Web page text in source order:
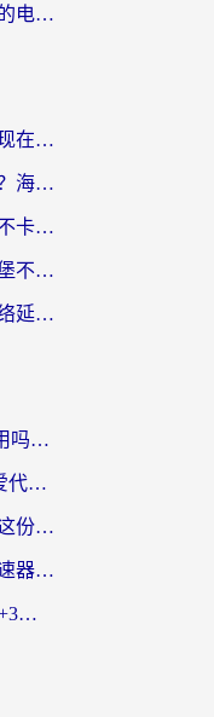
在国外用什么软件能看国内的电视剧啊？留学生亲测有效的回国加速方案
在欧洲可以打战双帕弥什吗现在？跨越延迟墙的实战指南
国外奇迹暖暖加速器有哪些？海外党国服游戏畅玩终极指南（附亲测推荐）
在意大利，怎么玩家国梦才不卡？这份终极加速指南请收好
美国用什么加速器玩失落城堡不卡？海外党亲测有效的国服游戏加速指南
在外国玩魔兽世界，你的网络延迟是最大的敌人
海外党必看：Malus VPN好用吗？和迅猛兔VPN对比哪个回国效果更好？附真实体验与避坑指南
Quickback VPN好用吗？和爱代理VPN对比哪个回国效果更好？
海外翻墙回国电脑总踩坑？这份实测指南帮你选对加速器（附ChickCNinitapMalus对比）
人在韩国，怎么用中国的加速器刷剧打游戏？这份真实体验指南给你答案
海外党必看：手机VPN下载+3步选对回国加速器，无缝刷国内资源不再愁